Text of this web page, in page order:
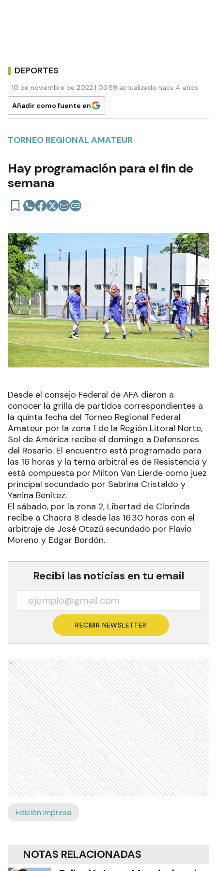
DEPORTES
10 de noviembre de 2022 | 03:59 actualizado hace 4 años
Añadir como fuente en
TORNEO REGIONAL AMATEUR
Hay programación para el fin de
semana
Desde el consejo Federal de AFA dieron a
conocer la grilla de partidos correspondientes a
la quinta fecha del Torneo Regional Federal
Amateur por la zona 1 de la Región Litoral Norte,
Sol de América recibe el domingo a Defensores
del Rosario. El encuentro está programado para
las 16 horas y la terna arbitral es de Resistencia y
está compuesta por Milton Van Lierde como juez
principal secundado por Sabrina Cristaldo y
Yanina Benítez.
El sábado, por la zona 2, Libertad de Clorinda
recibe a Chacra 8 desde las 16.30 horas con el
arbitraje de José Otazú secundado por Flavio
Moreno y Edgar Bordón.
Recibí las noticias en tu email
RECIBIR NEWSLETTER
Ads
Edición Impresa
NOTAS RELACIONADAS